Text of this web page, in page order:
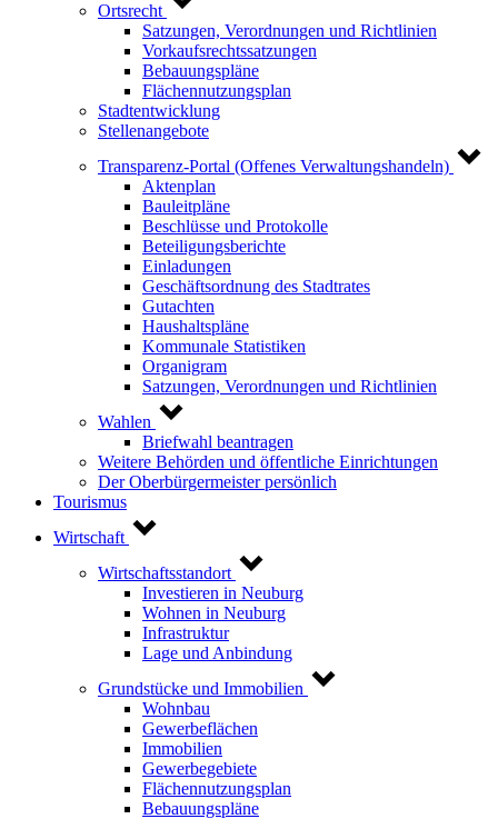
Ortsrecht
Satzungen, Verordnungen und Richtlinien
Vorkaufsrechtssatzungen
Bebauungspläne
Flächennutzungsplan
Stadtentwicklung
Stellenangebote
Transparenz-Portal (Offenes Verwaltungshandeln)
Aktenplan
Bauleitpläne
Beschlüsse und Protokolle
Beteiligungsberichte
Einladungen
Geschäftsordnung des Stadtrates
Gutachten
Haushaltspläne
Kommunale Statistiken
Organigram
Satzungen, Verordnungen und Richtlinien
Wahlen
Briefwahl beantragen
Weitere Behörden und öffentliche Einrichtungen
Der Oberbürgermeister persönlich
Tourismus
Wirtschaft
Wirtschaftsstandort
Investieren in Neuburg
Wohnen in Neuburg
Infrastruktur
Lage und Anbindung
Grundstücke und Immobilien
Wohnbau
Gewerbeflächen
Immobilien
Gewerbegebiete
Flächennutzungsplan
Bebauungspläne